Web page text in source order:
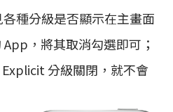
種分級是否顯示在主畫面
，將其取消勾選即可；
分級關閉，就不會